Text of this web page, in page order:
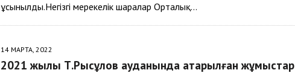
ұсынылды.Негізгі мерекелік шаралар Орталық…
14 МАРТА, 2022
2021 жылы Т.Рысқұлов ауданында атқарылған жұмыстар